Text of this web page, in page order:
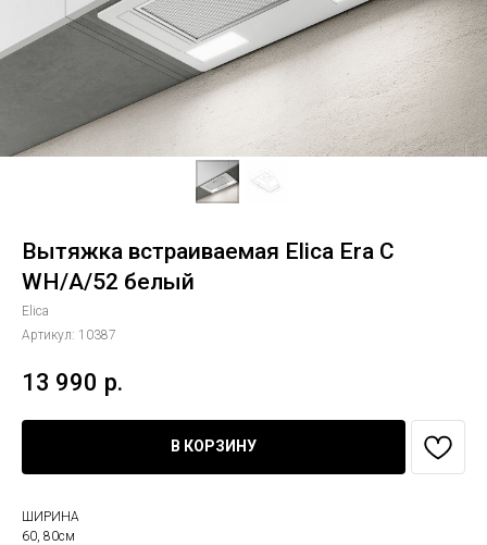
Вытяжка встраиваемая Elica Era C
WH/A/52 белый
Elica
Артикул: 10387
13 990 р.
В КОРЗИНУ
ШИРИНА
60, 80см